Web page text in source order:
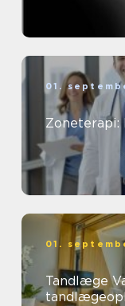
01.
01.
Tandlæge